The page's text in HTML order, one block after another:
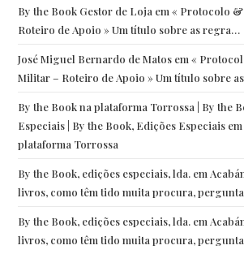
By the Book Gestor de Loja em« Protocolo
Roteiro de Apoio » Um título sobre as regra…
José Miguel Bernardo de Matos em«
Militar – Roteiro de Apoio » Um título sobre
By the Book na plataforma Torrossa | By the
Especiais | By the Book, Edições Especiais em
plataforma Torrossa
By the Book, edições especiais, lda. em
livros, como têm tido muita procura,
By the Book, edições especiais, lda. em
livros, como têm tido muita procura,